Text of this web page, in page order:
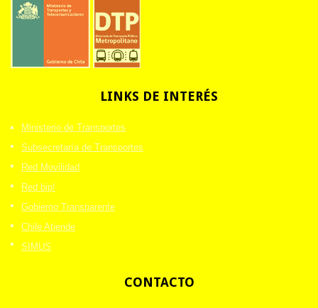
LINKS DE INTERÉS
Ministerio de Transportes
Subsecretaría de Transportes
Red Movilidad
Red bip!
Gobierno Transparente
Chile Atiende
SIMUS
CONTACTO